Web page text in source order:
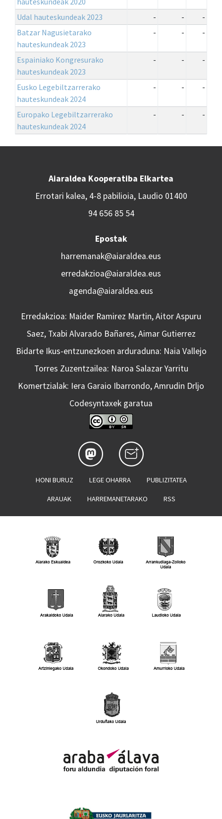
Udal hauteskundeak 2023 - -
-
Batzar Nagusietarako
hauteskundeak 2023
- - -
Espainiako Kongresurako
hauteskundeak 2023
- - -
Eusko Legebiltzarrerako
hauteskundeak 2024
- - -
Europako Legebiltzarrerako
hauteskundeak 2024
- - -
Aiaraldea Kooperatiba Elkartea
Errotari kalea, 4-8 pabilioia, Laudio 01400
94 656 85 54
Epostak
harremanak@aiaraldea.eus
erredakzioa@aiaraldea.eus
agenda@aiaraldea.eus
Erredakzioa: Maider Ramirez Martin, Aitor Aspuru
Saez, Txabi Alvarado Bañares, Aimar Gutierrez
Bidarte Ikus-entzunezkoen arduraduna: Naia Vallejo
Torres Zuzentzailea: Naroa Salazar Yarritu
Komertzialak: Iera Garaio Ibarrondo, Amrudin Drljo
Codesyntaxek garatua
HONI BURUZ LEGE OHARRA PUBLIZITATEA
ARAUAK HARREMANETARAKO RSS